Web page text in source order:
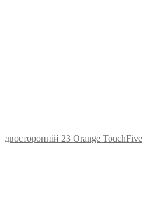
двосторонній 23 Orange TouchFive